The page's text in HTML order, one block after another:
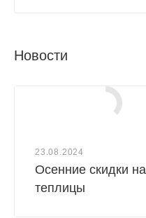
Новости
23.08.2024
Осенние скидки на
теплицы